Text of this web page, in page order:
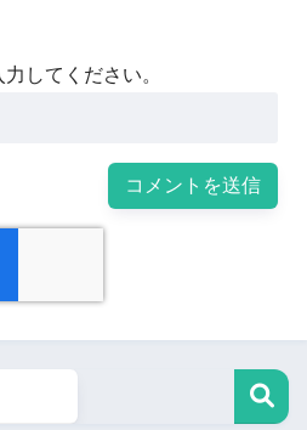
してください。